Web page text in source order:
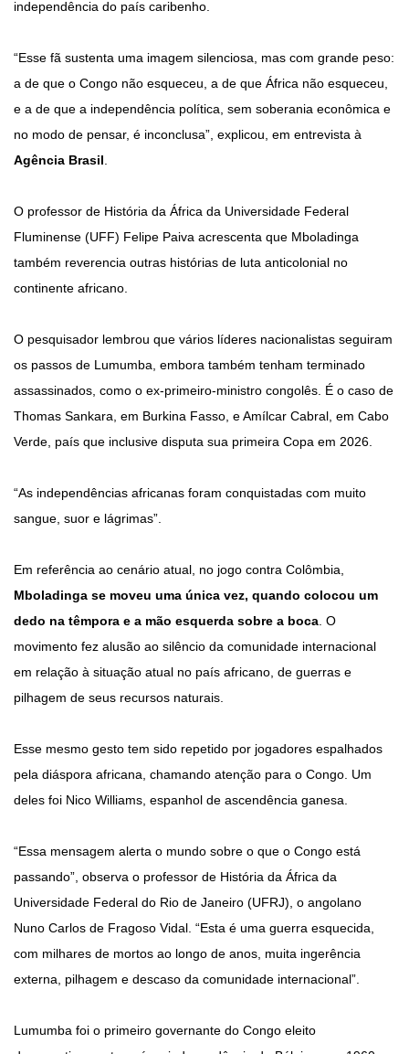
independência do país caribenho.
“Esse fã sustenta uma imagem silenciosa, mas com grande peso:
a de que o Congo não esqueceu, a de que África não esqueceu,
e a de que a independência política, sem soberania econômica e
no modo de pensar, é inconclusa”, explicou, em entrevista à
Agência Brasil.
O professor de História da África da Universidade Federal
Fluminense (UFF) Felipe Paiva acrescenta que Mboladinga
também reverencia outras histórias de luta anticolonial no
continente africano.
O pesquisador lembrou que vários líderes nacionalistas seguiram
os passos de Lumumba, embora também tenham terminado
assassinados, como o ex-primeiro-ministro congolês. É o caso de
Thomas Sankara, em Burkina Fasso, e Amílcar Cabral, em Cabo
Verde, país que inclusive disputa sua primeira Copa em 2026.
“As independências africanas foram conquistadas com muito
sangue, suor e lágrimas”.
Em referência ao cenário atual, no jogo contra Colômbia,
Mboladinga se moveu uma única vez, quando colocou um
dedo na têmpora e a mão esquerda sobre a boca. O
movimento fez alusão ao silêncio da comunidade internacional
em relação à situação atual no país africano, de guerras e
pilhagem de seus recursos naturais.
Esse mesmo gesto tem sido repetido por jogadores espalhados
pela diáspora africana, chamando atenção para o Congo. Um
deles foi Nico Williams, espanhol de ascendência ganesa.
“Essa mensagem alerta o mundo sobre o que o Congo está
passando”, observa o professor de História da África da
Universidade Federal do Rio de Janeiro (UFRJ), o angolano
Nuno Carlos de Fragoso Vidal. “Esta é uma guerra esquecida,
com milhares de mortos ao longo de anos, muita ingerência
externa, pilhagem e descaso da comunidade internacional”.
Lumumba foi o primeiro governante do Congo eleito